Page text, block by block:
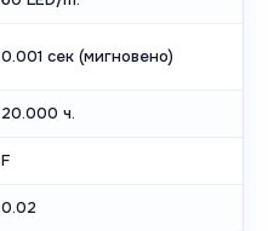
0.001 сек (мигновено)
20.000 ч.
F
0.02